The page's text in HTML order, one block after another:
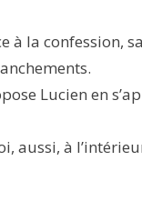
à la confession,
Lucien en
aussi, à